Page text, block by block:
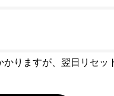
りますが、翌日リセッ